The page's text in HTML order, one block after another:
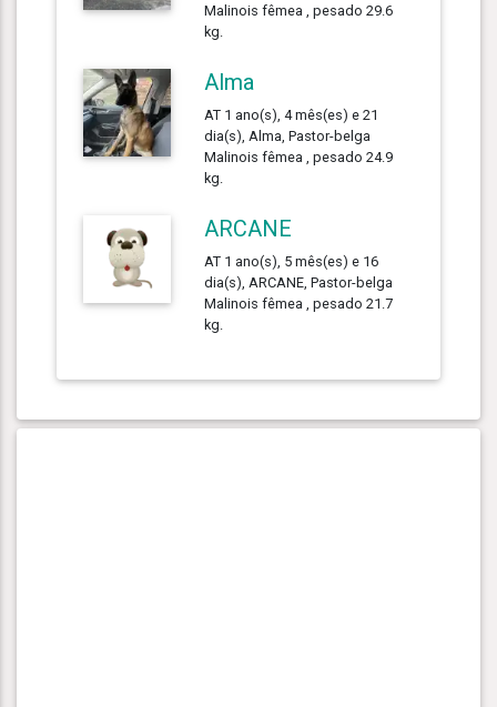
Malinois fêmea , pesado 29.6
kg.
Alma
AT 1 ano(s), 4 mês(es) e 21
dia(s), Alma, Pastor-belga
Malinois fêmea , pesado 24.9
kg.
ARCANE
AT 1 ano(s), 5 mês(es) e 16
dia(s), ARCANE, Pastor-belga
Malinois fêmea , pesado 21.7
kg.